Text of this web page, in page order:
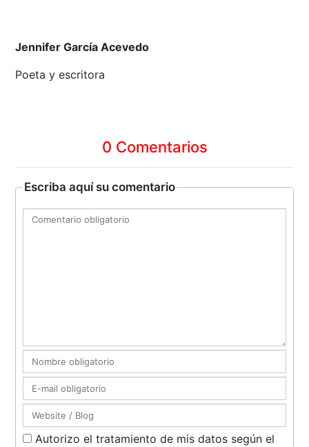
Jennifer García Acevedo
Poeta y escritora
0 Comentarios
Escriba aquí su comentario
Autorizo el tratamiento de mis datos según el